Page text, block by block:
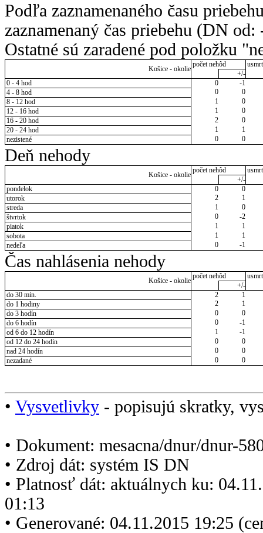
Podľa zaznamenaného času
zaznamenaný čas priebehu (DN
Ostatné sú zaradené pod položku
Košice - okolie
počet nehôd
+/-
0 - 4 hod
0
-1
4 - 8 hod
0
0
8 - 12 hod
1
0
12 - 16 hod
1
0
16 - 20 hod
2
0
20 - 24 hod
1
1
nezistené
0 0
Deň nehody
Košice - okolie
počet nehôd
+/-
pondelok
0
0
utorok
2
1
streda
1
0
štvrtok
0
-2
piatok
1
1
sobota
1
1
nedeľa
0 -1
Čas nahlásenia nehody
Košice - okolie
počet nehôd
+/-
do 30 min.
2
1
do 1 hodiny
2
1
do 3 hodín
0
0
do 6 hodín
0
-1
od 6 do 12 hodín
1
-1
od 12 do 24 hodín
0
0
nad 24 hodín
0
0
nezadané
0 0
• Vysvetlivky - popisujú skratky,
• Dokument: mesacna/dnur/dnur-
• Zdroj dát: systém IS DN
• Platnosť dát: aktuálnych ku:
01:13
• Generované: 04.11.2015 19:25